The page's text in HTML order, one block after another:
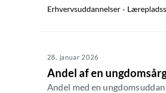
Erhvervsuddannelser
28. januar 2026
Andel af en
Andel med en